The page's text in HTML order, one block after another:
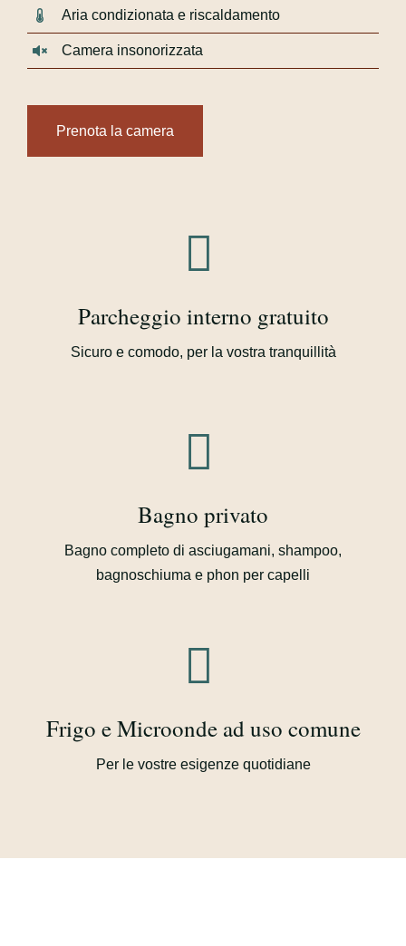
Aria condizionata e riscaldamento
Camera insonorizzata
Prenota la camera
Parcheggio interno gratuito
Sicuro e comodo, per la vostra tranquillità
Bagno privato
Bagno completo di asciugamani, shampoo,
bagnoschiuma e phon per capelli
Frigo e Microonde ad uso comune
Per le vostre esigenze quotidiane